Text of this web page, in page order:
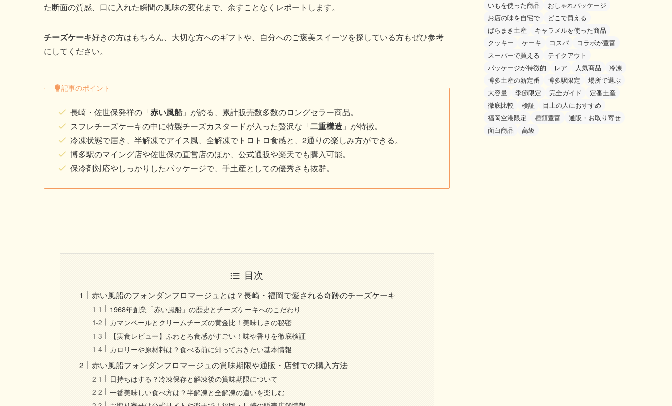
た断面の質感、口に入れた瞬間の風味の変化まで、余すことなくレポートします。
チーズケーキ好きの方はもちろん、大切な方へのギフトや、自分へのご褒美スイーツを探している方もぜひ参考
にしてください。
記事のポイント
長崎・佐世保発祥の「赤い風船」が誇る、累計販売数多数のロングセラー商品。
スフレチーズケーキの中に特製チーズカスタードが入った贅沢な「二重構造 」が特徴。
冷凍状態で届き、半解凍でアイス風、全解凍でトロトロ食感と、2通りの楽しみ方ができる。
博多駅のマイング店や佐世保の直営店のほか、公式通販や楽天でも購入可能。
保冷剤対応やしっかりしたパッケージで、手土産としての優秀さも抜群。
目次
赤い風船のフォンダンフロマージュとは？長崎・福岡で愛される奇跡のチーズケーキ
1968年創業「赤い風船」の歴史とチーズケーキへのこだわり
カマンベールとクリームチーズの黄金比！美味しさの秘密
【実食レビュー】ふわとろ食感がすごい！味や香りを徹底検証
カロリーや原材料は？食べる前に知っておきたい基本情報
赤い風船フォンダンフロマージュの賞味期限や通販・店舗での購入方法
日持ちはする？冷凍保存と解凍後の賞味期限について
一番美味しい食べ方は？半解凍と全解凍の違いを楽しむ
いもを使った商品
おしゃれパッケージ
お店の味を自宅で
どこで買える
ばらまき土産
キャラメルを使った商品
クッキー
ケーキ コスパ
コラボが豊富
スーパーで買える
テイクアウト
パッケージが特徴的
レア 人気商品
冷凍
博多土産の新定番
博多駅限定
場所で選ぶ
大容量
季節限定 完全ガイド
定番土産
徹底比較
検証
目上の人におすすめ
福岡空港限定
種類豊富
通販・お取り寄せ
面白商品
高級